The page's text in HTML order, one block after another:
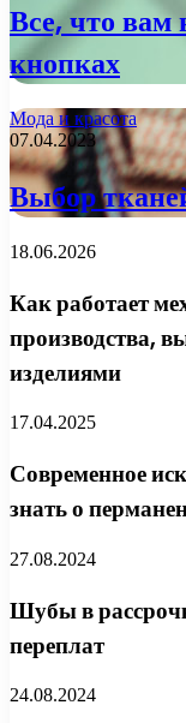
Все, что вам
кнопках
Мода и красота
07.04.2023
Выбор
18.06.2026
Как работает
производства,
изделиями
17.04.2025
Современное
знать о
27.08.2024
Шубы в
переплат
24.08.2024